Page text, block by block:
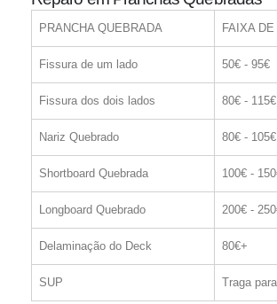
PRANCHA QUEBRADA FAIXA
Fissura de um lado 50€ - 95€
Fissura dos dois lados 80€ - 115€
Nariz Quebrado 80€ - 105€
Shortboard Quebrada 100€ -
Longboard Quebrado 200€ -
Delaminação do Deck 80€+
SUP Traga